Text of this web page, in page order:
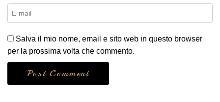
Salva il mio nome, email e sito web in questo browser
per la prossima volta che commento.